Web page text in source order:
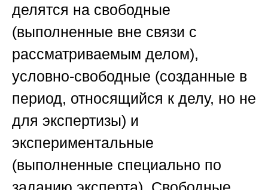
делятся на свободные
(выполненные вне связи с
рассматриваемым делом),
условно-свободные (созданные в
период, относящийся к делу, но не
для экспертизы) и
экспериментальные
(выполненные специально по